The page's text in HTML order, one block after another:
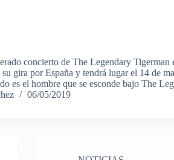
concierto de The Legendary Tigerman
su gira por España y tendrá lugar el 14 de
es el hombre que se esconde bajo The
06/05/2019